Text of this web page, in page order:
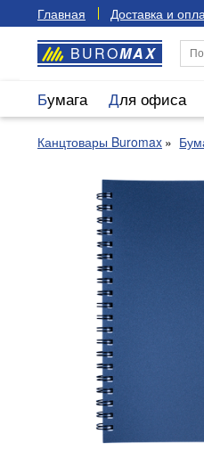
Главная Доставка и
BUROMAX
Бумага Для офиса
Канцтовары Buromax